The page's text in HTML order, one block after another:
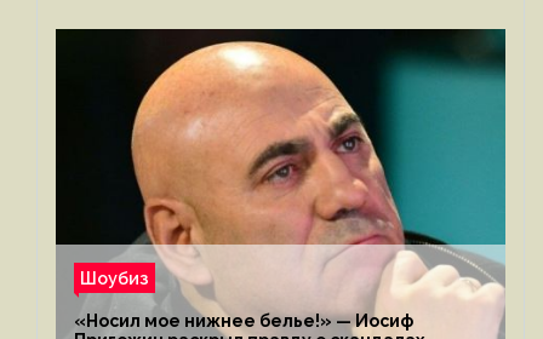
Шоубиз
«Носил мое нижнее белье!» — Иосиф